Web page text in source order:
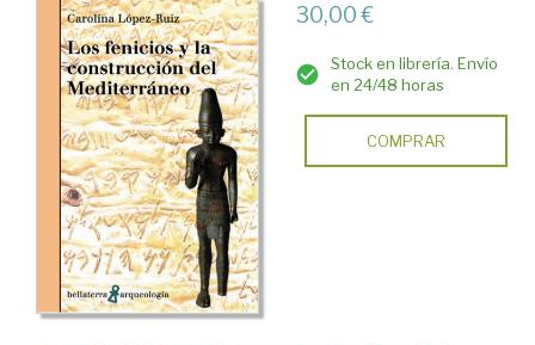
30,00 €
Stock en librería. Envío
en 24/48 horas
COMPRAR